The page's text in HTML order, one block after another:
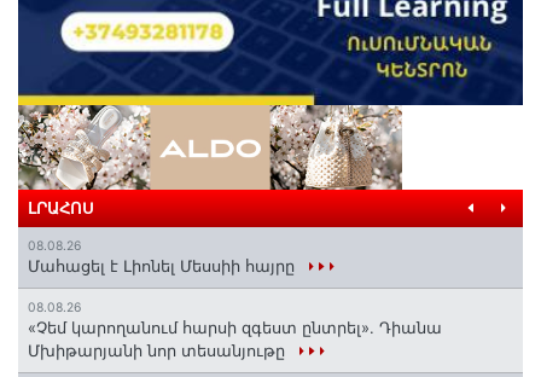
ԼՐԱՀՈՍ
08.08.26
Մահացել է Լիոնել Մեսսիի հայրը
08.08.26
«Չեմ կարողանում հարսի զգեստ ընտրել». Դիանա
Մխիթարյանի նոր տեսանյութը